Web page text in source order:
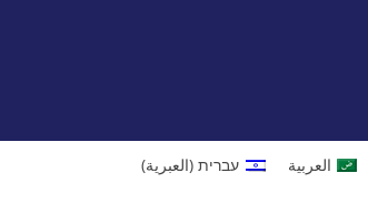
العربية עברית (العبرية)